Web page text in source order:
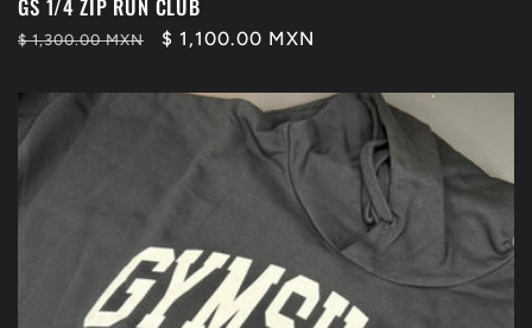
GS 1/4 ZIP RUN CLUB
Precio
$ 1,300.00 MXN
Precio
oferta
$ 1,100.00 MXN